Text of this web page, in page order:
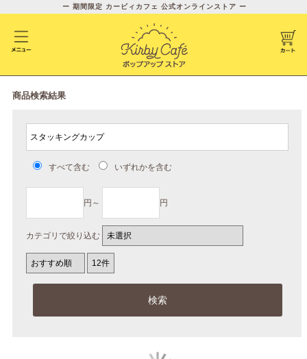
ー 期間限定 カービィカフェ 公式オンラインストア ー
商品検索結果
すべて含む いずれかを含む
円～ 円
カテゴリで絞り込む